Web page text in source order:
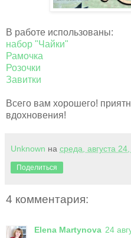
В работе использованы:
набор "Чайки"
Рамочка
Розочки
Завитки
Всего вам хорошего!
вдохновения!
Unknown на среда, августа
Поделиться
4 комментария:
Elena Martynova 24